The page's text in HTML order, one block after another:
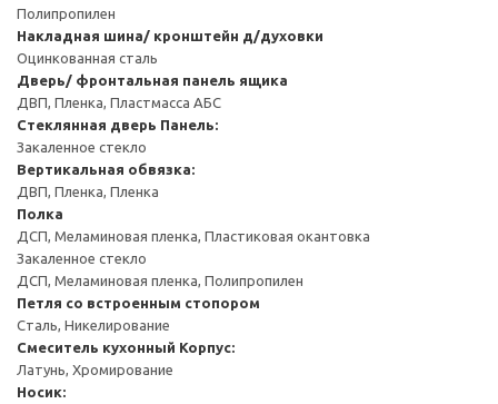
Полипропилен
Накладная шина/ кронштейн д/духовки
Оцинкованная сталь
Дверь/ фронтальная панель ящика
ДВП, Пленка, Пластмасса АБС
Стеклянная дверь Панель:
Закаленное стекло
Вертикальная обвязка:
ДВП, Пленка, Пленка
Полка
ДСП, Меламиновая пленка, Пластиковая окантовка
Закаленное стекло
ДСП, Меламиновая пленка, Полипропилен
Петля со встроенным стопором
Сталь, Никелирование
Смеситель кухонный Корпус:
Латунь, Хромирование
Носик: